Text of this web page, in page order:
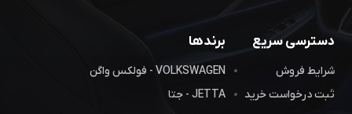
دسترسی سریع
شرایط فروش
ثبت درخواست خرید
برندها
VOLKSWAGEN - فولکس واگن
JETTA - جتا